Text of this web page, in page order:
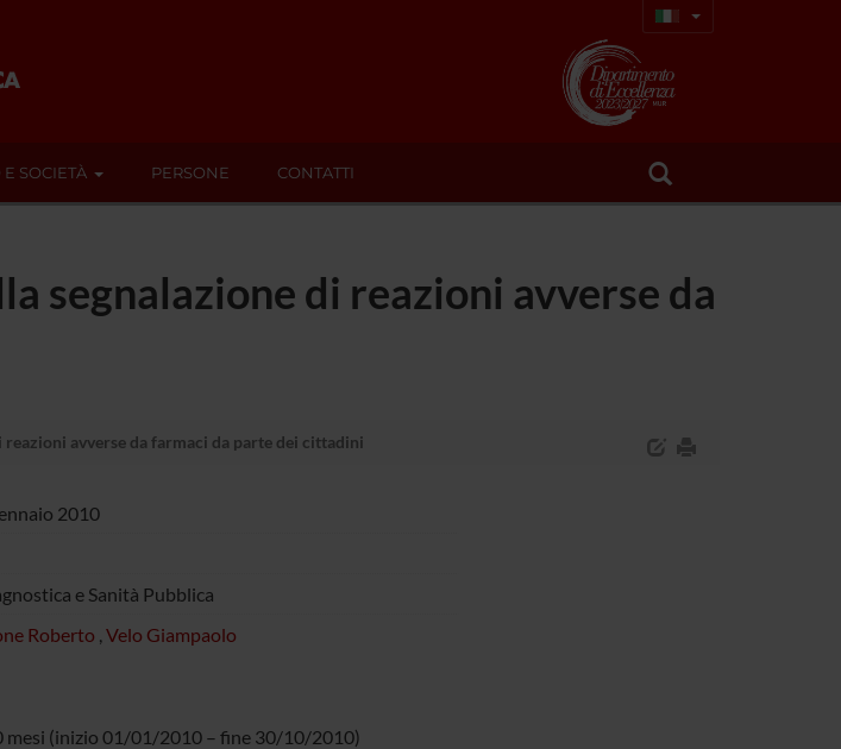
E SOCIETÀ PERSONE CONTATTI
segnalazione di reazioni avverse da
avverse da farmaci da parte dei cittadini
2010
e Sanità Pubblica
Roberto , Velo Giampaolo
mesi (inizio 01/01/2010 – fine 30/10/2010)